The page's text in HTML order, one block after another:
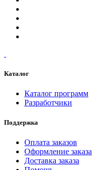
Каталог
Каталог программ
Разработчики
Поддержка
Оплата заказов
Оформление заказа
Доставка заказа